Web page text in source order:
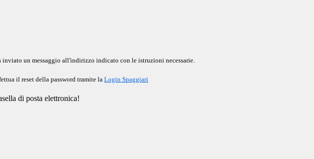
inviato un messaggio all'indirizzo indicato con le istruzioni necessarie.
il reset della password tramite la Login Spaggiari
di posta elettronica!